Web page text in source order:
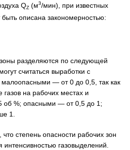
QZ (м3/мин), при известных
быть описана закономерностью:
разделяются по следующей
считаться выработки с
— от 0 до 0,5, так как
газов на рабочих местах и
об %; опасными — от 0,5 до 1;
1.
степень опасности рабочих зон
интенсивностью газовыделений.